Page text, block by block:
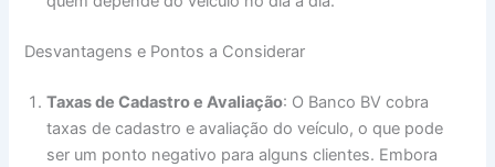
Desvantagens e Pontos a Considerar
Taxas de Cadastro e Avaliação: O Banco BV cobra
taxas de cadastro e avaliação do veículo, o que pode
ser um ponto negativo para alguns clientes. Embora